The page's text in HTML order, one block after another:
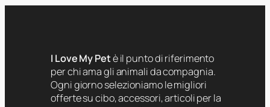
I Love My Petè il punto di riferimento
per chi ama gli animali da compagnia.
Ogni giorno selezioniamo le migliori
offerte su cibo, accessori, articoli per la